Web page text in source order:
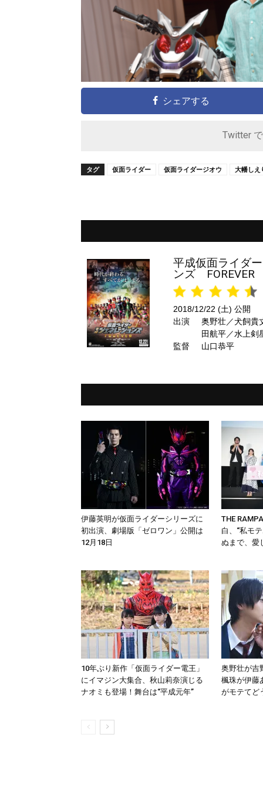
シェアする
Twitter
タグ 仮面ライダー 仮面ライダージオウ 大幡しえ
平成仮面ライダ
ンズ FOREVER
2018/12/22 (土) 公開
出演
奥野壮／犬飼貴
田航平／水上
監督
山口恭平
伊藤英明が仮面ライダーシリーズに
初出演、劇場版「ゼロワン」公開は
12月18日
THE
白、“私モ
ぬまで、愛
10年ぶり新作「仮面ライダー電王」
にイマジン大集合、秋山莉奈演じる
ナオミも登場！舞台は“平成元年”
奥野壮が吉
楓珠が伊藤
がモテてど